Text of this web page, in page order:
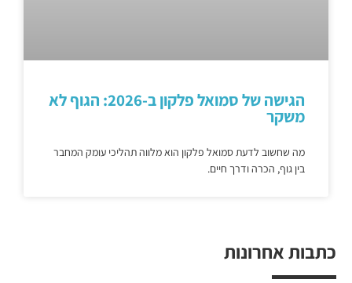
כתבות אחרונות
הגישה של סמואל פלקון ב-2026: הגוף לא
משקר
מה שחשוב לדעת סמואל פלקון הוא מלווה תהליכי עומק המחבר
בין גוף, הכרה ודרך חיים.